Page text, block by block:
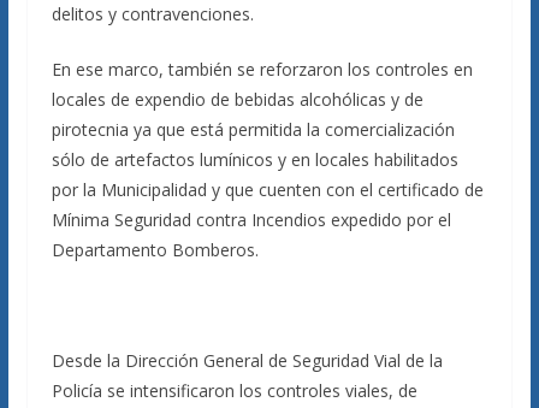
delitos y contravenciones.
En ese marco, también se reforzaron los controles en
locales de expendio de bebidas alcohólicas y de
pirotecnia ya que está permitida la comercialización
sólo de artefactos lumínicos y en locales habilitados
por la Municipalidad y que cuenten con el certificado de
Mínima Seguridad contra Incendios expedido por el
Departamento Bomberos.
Desde la Dirección General de Seguridad Vial de la
Policía se intensificaron los controles viales, de